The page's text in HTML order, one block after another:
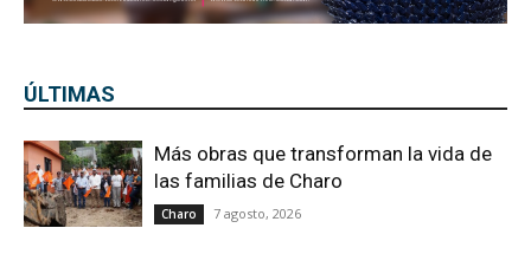
ÚLTIMAS
Más obras que transforman la vida de
las familias de Charo
Charo 7 agosto, 2026